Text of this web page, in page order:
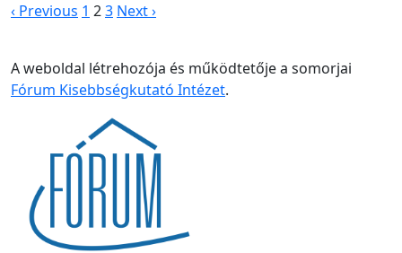
‹ Previous 1 23 Next ›
A weboldal létrehozója és működtetője a somorjai
Fórum Kisebbségkutató Intézet.